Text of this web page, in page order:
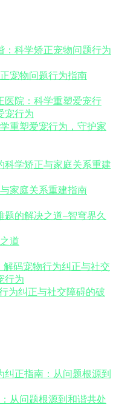
宠物问题行为指南
重塑爱宠行为，守护家
家庭关系重建指南
道
为纠正与社交障碍的破
从问题根源到和谐共处